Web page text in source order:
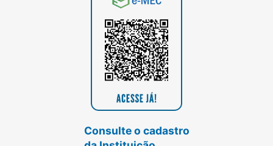
Consulte o cadastro